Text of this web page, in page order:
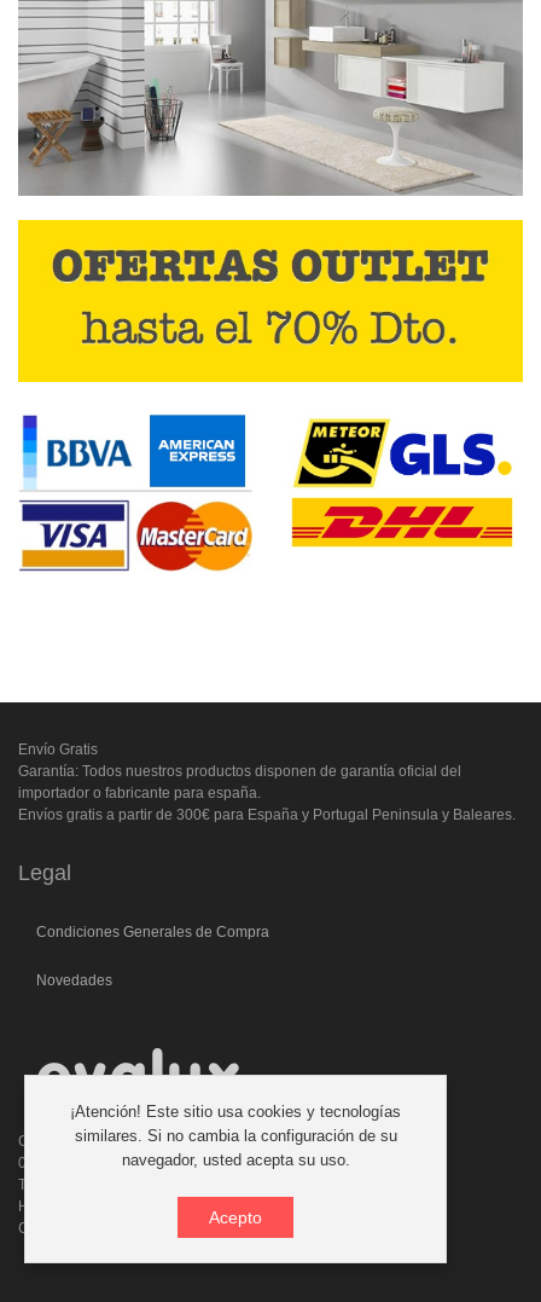
Envío Gratis
Garantía: Todos nuestros productos disponen de garantía oficial del
importador o fabricante para españa.
Envíos gratis a partir de 300€ para España y Portugal Peninsula y Baleares.
Legal
Condiciones Generales de Compra
Novedades
C/. Laforja, 46
08006 BARCELONA (ESPAÑA)
Teléfono: 933 210 593 - 619 711 900
Horario atencion telefonica: 9:00 a 14:00 Tardes con cita previa
Consultas:evalux@evalux.com
¡Atención! Este sitio usa cookies y tecnologías
similares. Si no cambia la configuración de su
navegador, usted acepta su uso.
Acepto